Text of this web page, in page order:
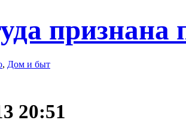
, Дом и быт
20:51